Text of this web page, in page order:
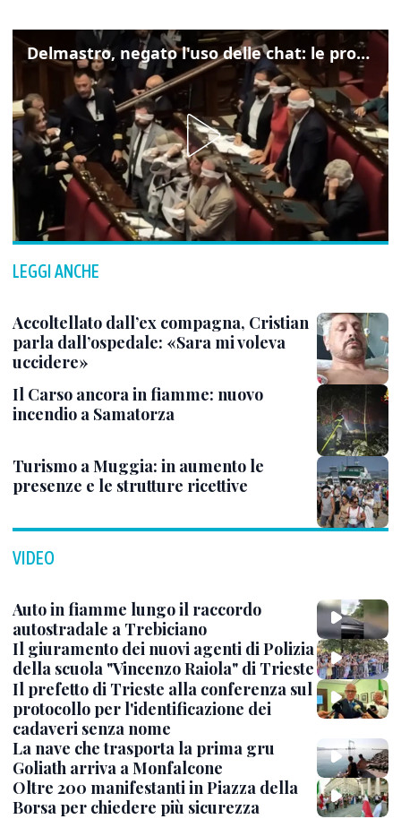
Delmastro, negato l'uso delle chat: le proteste di Avs e M5s
LEGGI ANCHE
Accoltellato dall’ex compagna, Cristian
parla dall’ospedale: «Sara mi voleva
uccidere»
Il Carso ancora in fiamme: nuovo
incendio a Samatorza
Turismo a Muggia: in aumento le
presenze e le strutture ricettive
VIDEO
Auto in fiamme lungo il raccordo
autostradale a Trebiciano
Il giuramento dei nuovi agenti di Polizia
della scuola "Vincenzo Raiola" di Trieste
Il prefetto di Trieste alla conferenza sul
protocollo per l'identificazione dei
cadaveri senza nome
La nave che trasporta la prima gru
Goliath arriva a Monfalcone
Oltre 200 manifestanti in Piazza della
Borsa per chiedere più sicurezza